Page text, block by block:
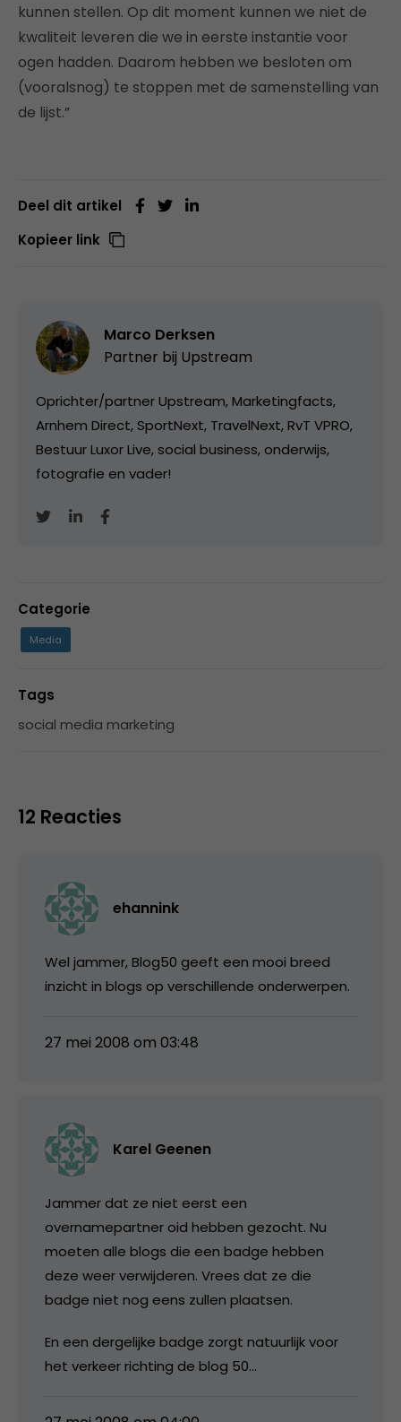
kunnen stellen. Op dit moment kunnen we niet de
kwaliteit leveren die we in eerste instantie voor
ogen hadden. Daarom hebben we besloten om
(vooralsnog) te stoppen met de samenstelling van
de lijst.”
Deel dit artikel
Kopieer link
Marco Derksen
Partner bij Upstream
Oprichter/partner Upstream, Marketingfacts,
Arnhem Direct, SportNext, TravelNext, RvT VPRO,
Bestuur Luxor Live, social business, onderwijs,
fotografie en vader!
Categorie
Media
Tags
social media marketing
12 Reacties
ehannink
Wel jammer, Blog50 geeft een mooi breed
inzicht in blogs op verschillende onderwerpen.
27 mei 2008 om 03:48
Karel Geenen
Jammer dat ze niet eerst een
overnamepartner oid hebben gezocht. Nu
moeten alle blogs die een badge hebben
deze weer verwijderen. Vrees dat ze die
badge niet nog eens zullen plaatsen.
En een dergelijke badge zorgt natuurlijk voor
het verkeer richting de blog 50…